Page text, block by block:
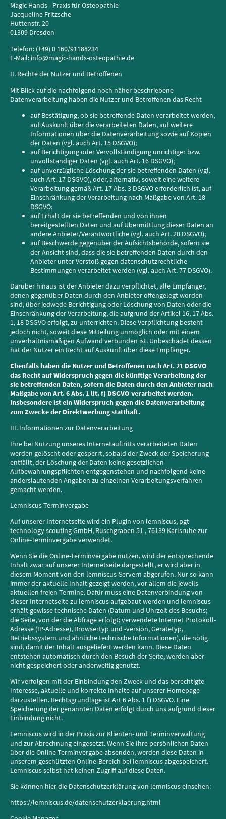
Magic Hands - Praxis für Osteopathie
Jacqueline Fritzsche
Huttenstr. 20
01309 Dresden
Telefon: (+49) 0 160/91188234
E-Mail: info@magic-hands-osteopathie.de
II. Rechte der Nutzer und Betroffenen
Mit Blick auf die nachfolgend noch näher beschriebene
Datenverarbeitung haben die Nutzer und Betroffenen das Recht
auf Bestätigung, ob sie betreffende Daten verarbeitet werden,
auf Auskunft über die verarbeiteten Daten, auf weitere
Informationen über die Datenverarbeitung sowie auf Kopien
der Daten (vgl. auch Art. 15 DSGVO);
auf Berichtigung oder Vervollständigung unrichtiger bzw.
unvollständiger Daten (vgl. auch Art. 16 DSGVO);
auf unverzügliche Löschung der sie betreffenden Daten (vgl.
auch Art. 17 DSGVO), oder, alternativ, soweit eine weitere
Verarbeitung gemäß Art. 17 Abs. 3 DSGVO erforderlich ist, auf
Einschränkung der Verarbeitung nach Maßgabe von Art. 18
DSGVO;
auf Erhalt der sie betreffenden und von ihnen
bereitgestellten Daten und auf Übermittlung dieser Daten an
andere Anbieter/Verantwortliche (vgl. auch Art. 20 DSGVO);
auf Beschwerde gegenüber der Aufsichtsbehörde, sofern sie
der Ansicht sind, dass die sie betreffenden Daten durch den
Anbieter unter Verstoß gegen datenschutzrechtliche
Bestimmungen verarbeitet werden (vgl. auch Art. 77 DSGVO).
Darüber hinaus ist der Anbieter dazu verpflichtet, alle Empfänger,
denen gegenüber Daten durch den Anbieter offengelegt worden
sind, über jedwede Berichtigung oder Löschung von Daten oder die
Einschränkung der Verarbeitung, die aufgrund der Artikel 16, 17 Abs.
1, 18 DSGVO erfolgt, zu unterrichten. Diese Verpflichtung besteht
jedoch nicht, soweit diese Mitteilung unmöglich oder mit einem
unverhältnismäßigen Aufwand verbunden ist. Unbeschadet dessen
hat der Nutzer ein Recht auf Auskunft über diese Empfänger.
Ebenfalls haben die Nutzer und Betroffenen nach Art. 21 DSGVO
das Recht auf Widerspruch gegen die künftige Verarbeitung der
sie betreffenden Daten, sofern die Daten durch den Anbieter nach
Maßgabe von Art. 6 Abs. 1 lit. f) DSGVO verarbeitet werden.
Insbesondere ist ein Widerspruch gegen die Datenverarbeitung
zum Zwecke der Direktwerbung statthaft.
III. Informationen zur Datenverarbeitung
Ihre bei Nutzung unseres Internetauftritts verarbeiteten Daten
werden gelöscht oder gesperrt, sobald der Zweck der Speicherung
entfällt, der Löschung der Daten keine gesetzlichen
Aufbewahrungspflichten entgegenstehen und nachfolgend keine
anderslautenden Angaben zu einzelnen Verarbeitungsverfahren
gemacht werden.
Lemniscus Terminvergabe
Auf unserer Internetseite wird ein Plugin von lemniscus, pgt
technology scouting GmbH, Ruschgraben 51 , 76139 Karlsruhe zur
Online-Terminvergabeverwendet.
Wenn Sie die Online-Terminvergabe nutzen, wird der entsprechende
Inhalt zwar auf unserer Internetseite dargestellt, er wird aber in
diesem Moment von den lemniscus-Servern abgerufen. Nur so kann
immer der aktuelle Inhalt gezeigt werden, vor allem die jeweils
aktuellen freien Termine. Dafür muss eine Datenverbindung von
dieser Internetseite zu lemniscus aufgebaut werden und lemniscus
erhält gewisse technische Daten (Datum und Uhrzeit des Besuchs;
die Seite, von der die Abfrage erfolgt; verwendete Internet Protokoll-
Adresse (IP-Adresse), Browsertyp und -version, Gerätetyp,
Betriebssystem und ähnliche technische Informationen), die nötig
sind, damit der Inhalt ausgeliefert werden kann. Diese Daten
entstehen automatisch durch den Besuch der Seite, werden aber
nicht gespeichert oder anderweitig genutzt.
Wir verfolgen mit der Einbindung den Zweck und das berechtigte
Interesse, aktuelle und korrekte Inhalte auf unserer Homepage
darzustellen. Rechtsgrundlage ist Art 6 Abs. 1 f) DSGVO. Eine
Speicherung der genannten Daten erfolgt durch uns aufgrund dieser
Einbindung nicht.
Lemniscus wird in der Praxis zur Klienten- und Terminverwaltung
und zur Abrechnung eingesetzt. Wenn Sie Ihre persönlichen Daten
über die Online-Terminvergabe absenden, werden diese Daten in
unserem geschützten Online-Bereich bei lemniscus abgespeichert.
Lemniscus selbst hat keinen Zugriff auf diese Daten.
Sie können hier die Datenschutzerklärung von lemniscus einsehen:
https://lemniscus.de/datenschutzerklaerung.html